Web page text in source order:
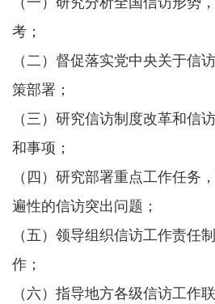
考；
（二）督促落实党中央关于信
策部署；
（三）研究信访制度改革和信
和事项；
（四）研究部署重点工作任务
遍性的信访突出问题；
（五）领导组织信访工作责任
作；
（六）指导地方各级信访工作